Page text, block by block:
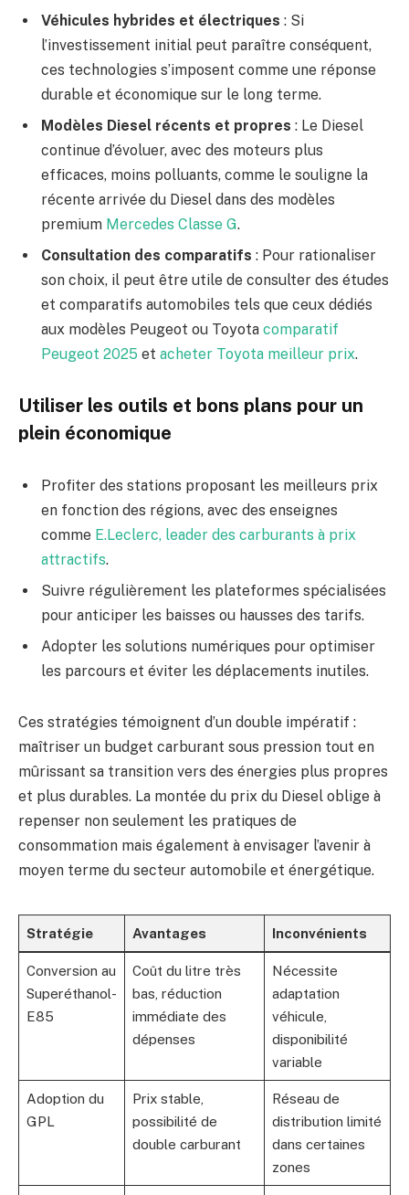
Véhicules hybrides et électriques : Si
l’investissement initial peut paraître conséquent,
ces technologies s’imposent comme une réponse
durable et économique sur le long terme.
Modèles Diesel récents et propres : Le Diesel
continue d’évoluer, avec des moteurs plus
efficaces, moins polluants, comme le souligne la
récente arrivée du Diesel dans des modèles
premium Mercedes Classe G.
Consultation des comparatifs : Pour rationaliser
son choix, il peut être utile de consulter des études
et comparatifs automobiles tels que ceux dédiés
aux modèles Peugeot ou Toyota comparatif
Peugeot 2025 et acheter Toyota meilleur prix.
Utiliser les outils et bons plans pour un
plein économique
Profiter des stations proposant les meilleurs prix
en fonction des régions, avec des enseignes
comme E.Leclerc, leader des carburants à prix
attractifs.
Suivre régulièrement les plateformes spécialisées
pour anticiper les baisses ou hausses des tarifs.
Adopter les solutions numériques pour optimiser
les parcours et éviter les déplacements inutiles.
Ces stratégies témoignent d’un double impératif :
maîtriser un budget carburant sous pression tout en
mûrissant sa transition vers des énergies plus propres
et plus durables. La montée du prix du Diesel oblige à
repenser non seulement les pratiques de
consommation mais également à envisager l’avenir à
moyen terme du secteur automobile et énergétique.
Stratégie Avantages Inconvénients
Conversion au
Superéthanol-
E85
Coût du litre très
bas, réduction
immédiate des
dépenses
Nécessite
adaptation
véhicule,
disponibilité
variable
Adoption du
GPL
Prix stable,
possibilité de
double carburant
Réseau de
distribution limité
dans certaines
zones